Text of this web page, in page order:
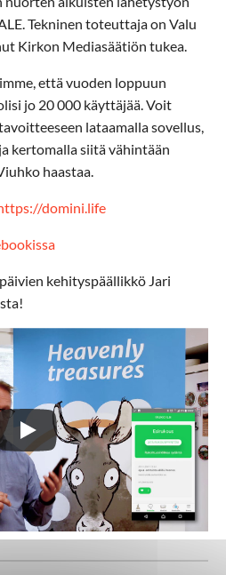
Tekninen toteuttaja on Valu
Kirkon Mediasäätiön tukea.
että vuoden loppuun
jo 20 000 käyttäjää. Voit
lataamalla sovellus,
kertomalla siitä vähintään
haastaa.
domini.life
kehityspäällikkö Jari